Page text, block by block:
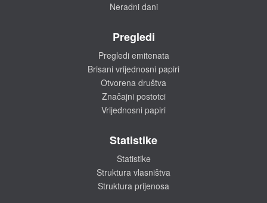
Neradni dani
Pregledi
Pregledi emitenata
Brisani vrijednosni papiri
Otvorena društva
Značajni postotci
Vrijednosni papiri
Statistike
Statistike
Struktura vlasništva
Struktura prijenosa